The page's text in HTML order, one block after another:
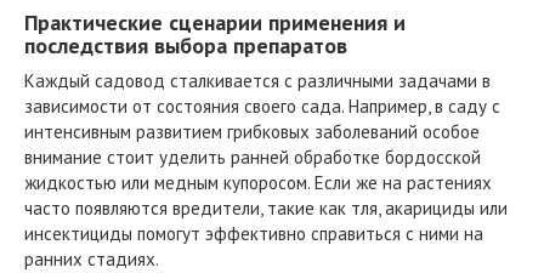
Практические сценарии применения и
последствия выбора препаратов
Каждый садовод сталкивается с различными задачами в
зависимости от состояния своего сада. Например, в саду с
интенсивным развитием грибковых заболеваний особое
внимание стоит уделить ранней обработке бордосской
жидкостью или медным купоросом. Если же на растениях
часто появляются вредители, такие как тля, акарициды или
инсектициды помогут эффективно справиться с ними на
ранних стадиях.